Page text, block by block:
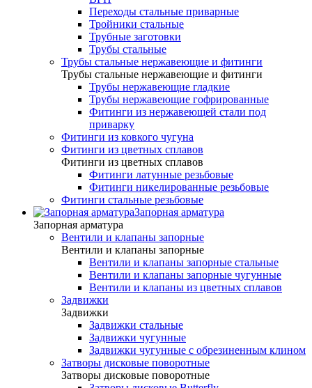
Переходы стальные приварные
Тройники стальные
Трубные заготовки
Трубы стальные
Трубы стальные нержавеющие и фитинги
Трубы стальные нержавеющие и фитинги
Трубы нержавеющие гладкие
Трубы нержавеющие гофрированные
Фитинги из нержавеющей стали под
приварку
Фитинги из ковкого чугуна
Фитинги из цветных сплавов
Фитинги из цветных сплавов
Фитинги латунные резьбовые
Фитинги никелированные резьбовые
Фитинги стальные резьбовые
Запорная арматура
Запорная арматура
Вентили и клапаны запорные
Вентили и клапаны запорные
Вентили и клапаны запорные стальные
Вентили и клапаны запорные чугунные
Вентили и клапаны из цветных сплавов
Задвижки
Задвижки
Задвижки стальные
Задвижки чугунные
Задвижки чугунные с обрезиненным клином
Затворы дисковые поворотные
Затворы дисковые поворотные